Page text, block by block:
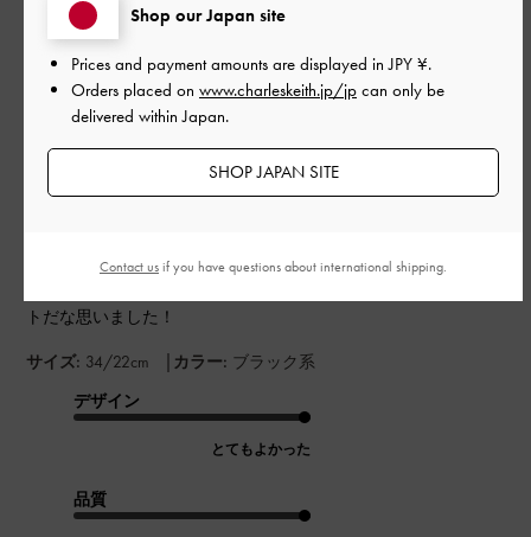
ご利用者様
理想のバレエフラットでした♪
側がクシュっとなってるデザインがとても可愛く、軽いので歩
トだな思いました！
サイズ: 34/22cm | カラー: ブラック系
デザイン
とてもよかった
品質
2026-05-07
Shop our Japan site
Prices and payment amounts are displayed inJPY ¥.
Orders placed on www.charleskeith.jp/jp can only be
delivered within Japan.
SHOP JAPAN SITE
Contact usif you have questions about international shipping.